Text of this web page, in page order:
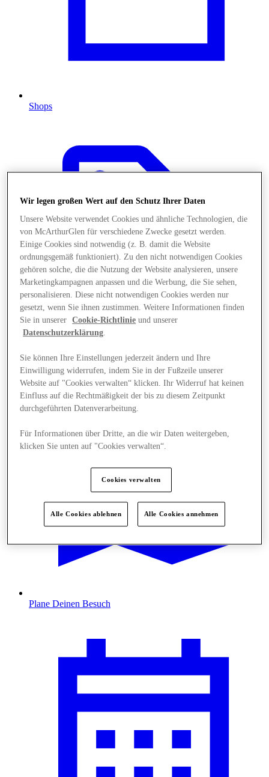
Shops
Angebote
Plane Deinen Besuch
Wir legen großen Wert auf den Schutz Ihrer Daten
Unsere Website verwendet Cookies und ähnliche Technologien, die
von McArthurGlen für verschiedene Zwecke gesetzt werden.
Einige Cookies sind notwendig (z. B. damit die Website
ordnungsgemäß funktioniert). Zu den nicht notwendigen Cookies
gehören solche, die die Nutzung der Website analysieren, unsere
Marketingkampagnen anpassen und die Werbung, die Sie sehen,
personalisieren. Diese nicht notwendigen Cookies werden nur
gesetzt, wenn Sie ihnen zustimmen. Weitere Informationen finden
Sie in unserer
Cookie-Richtlinie und unserer
Datenschutzerklärung
Sie können Ihre Einstellungen jederzeit ändern und Ihre
Einwilligung widerrufen, indem Sie in der Fußzeile unserer
Website auf "Cookies verwalten“ klicken. Ihr Widerruf hat keinen
Einfluss auf die Rechtmäßigkeit der bis zu diesem Zeitpunkt
durchgeführten Datenverarbeitung.
Für Informationen über Dritte, an die wir Daten weitergeben,
klicken Sie unten auf "Cookies verwalten“.
Cookies verwalten
Alle Cookies ablehnen Alle Cookies annehmen